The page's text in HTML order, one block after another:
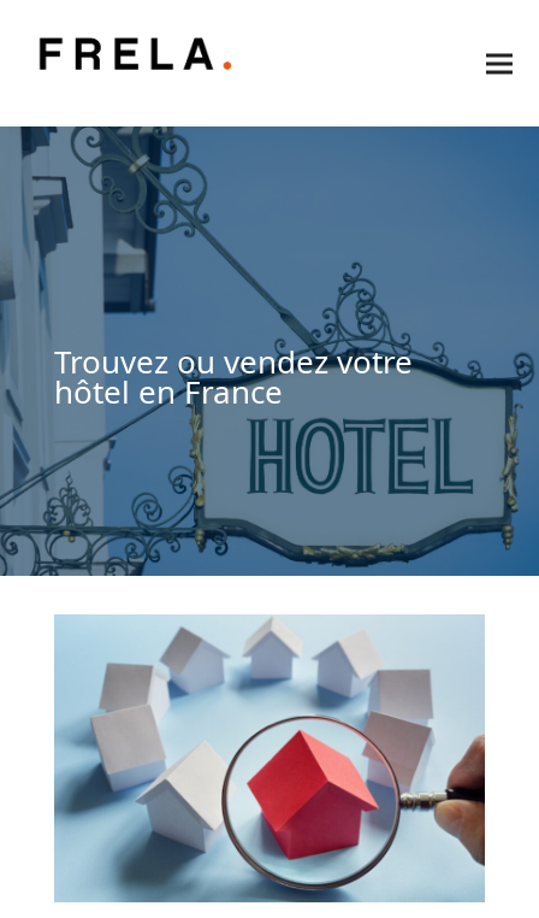
Trouvez ou vendez votre
hôtel en France